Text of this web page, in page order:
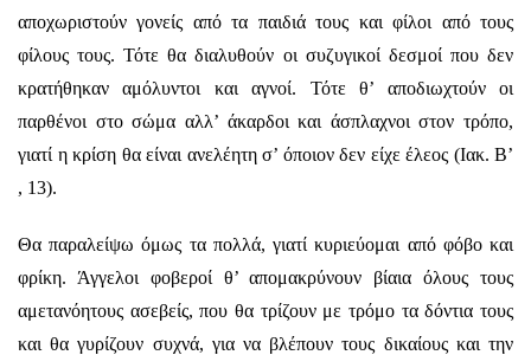
αποχωριστούν γονείς από τα παιδιά τους και φίλοι από τους
φίλους τους. Τότε θα διαλυθούν οι συζυγικοί δεσμοί που δεν
κρατήθηκαν αμόλυντοι και αγνοί. Τότε θ’ αποδιωχτούν οι
παρθένοι στο σώμα αλλ’ άκαρδοι και άσπλαχνοι στον τρόπο,
γιατί η κρίση θα είναι ανελέητη σ’ όποιον δεν είχε έλεος (Ιακ. Β’
, 13).
Θα παραλείψω όμως τα πολλά, γιατί κυριεύομαι από φόβο και
φρίκη. Άγγελοι φοβεροί θ’ απομακρύνουν βίαια όλους τους
αμετανόητους ασεβείς, που θα τρίζουν με τρόμο τα δόντια τους
και θα γυρίζουν συχνά, για να βλέπουν τους δικαίους και την